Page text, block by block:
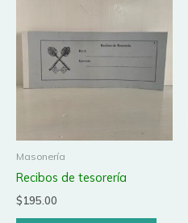
Masonería
Recibos de tesorería
$195.00